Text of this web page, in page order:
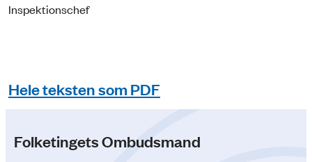
Inspektionschef
Hele teksten som PDF
Folketingets Ombudsmand